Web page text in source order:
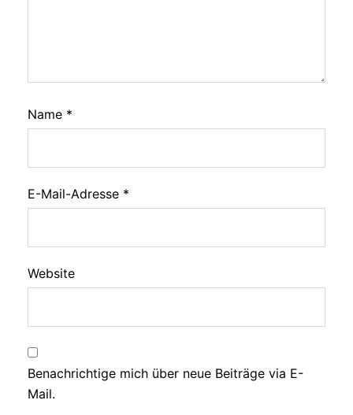
Name *
E-Mail-Adresse *
Website
Benachrichtige mich über neue Beiträge via E-
Mail.